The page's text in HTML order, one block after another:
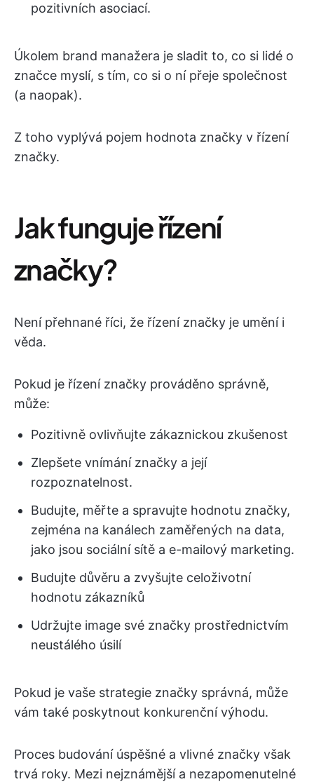
pozitivních asociací.
Úkolem brand manažera je sladit to, co si lidé o
značce myslí, s tím, co si o ní přeje společnost
(a naopak).
Z toho vyplývá pojem hodnota značky v řízení
značky.
Jak funguje řízení
značky?
Není přehnané říci, že řízení značky je umění i
věda.
Pokud je řízení značky prováděno správně,
může:
Pozitivně ovlivňujte zákaznickou zkušenost
Zlepšete vnímání značky a její
rozpoznatelnost.
Budujte, měřte a spravujte hodnotu značky,
zejména na kanálech zaměřených na data,
jako jsou sociální sítě a e-mailový marketing.
Budujte důvěru a zvyšujte celoživotní
hodnotu zákazníků
Udržujte image své značky prostřednictvím
neustálého úsilí
Pokud je vaše strategie značky správná, může
vám také poskytnout konkurenční výhodu.
Proces budování úspěšné a vlivné značky však
trvá roky. Mezi nejznámější a nezapomenutelné